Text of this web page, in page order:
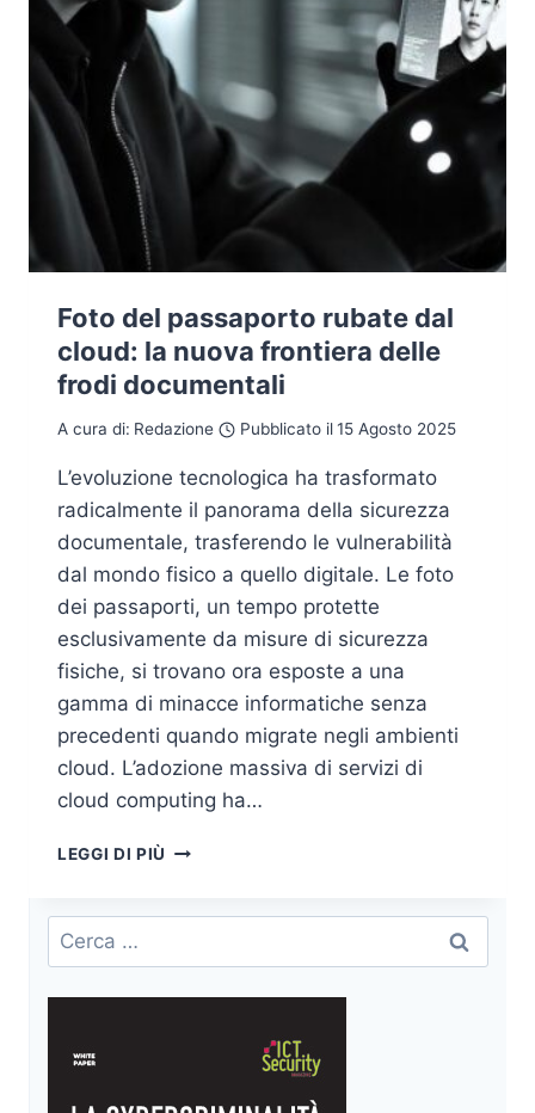
Foto del passaporto rubate dal
cloud: la nuova frontiera delle
frodi documentali
A cura di: Redazione Pubblicato il15 Agosto 2025
L’evoluzione tecnologica ha trasformato
radicalmente il panorama della sicurezza
documentale, trasferendo le vulnerabilità
dal mondo fisico a quello digitale. Le foto
dei passaporti, un tempo protette
esclusivamente da misure di sicurezza
fisiche, si trovano ora esposte a una
gamma di minacce informatiche senza
precedenti quando migrate negli ambienti
cloud. L’adozione massiva di servizi di
cloud computing ha…
LEGGI DI PIÙ FOTO
RUBATE
CLOUD:
LA
FRONTIERA
Ricerca
per: